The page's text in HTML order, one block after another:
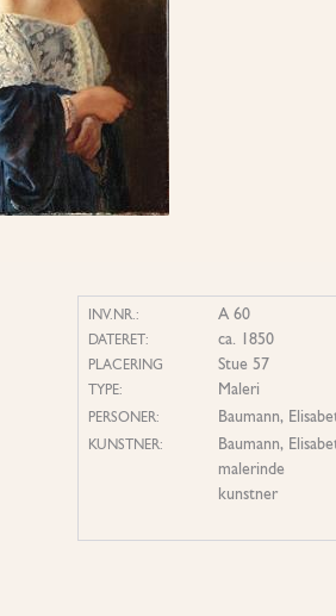
INV.NR.: A 60
DATERET: ca. 1850
PLACERING Stue 57
TYPE: Maleri
PERSONER: Baumann,
KUNSTNER:
Baumann,
malerinde
kunstner